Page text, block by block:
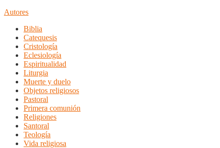
Autores
Biblia
Catequesis
Cristología
Eclesiología
Espiritualidad
Liturgia
Muerte y duelo
Objetos religiosos
Pastoral
Primera comunión
Religiones
Santoral
Teología
Vida religiosa